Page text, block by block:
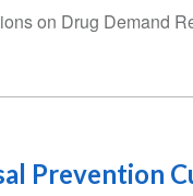
on Drug Demand
Prevention